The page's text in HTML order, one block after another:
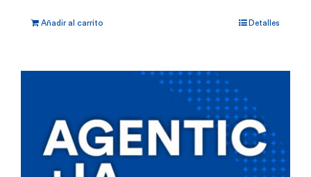
Añadir al carrito Detalles